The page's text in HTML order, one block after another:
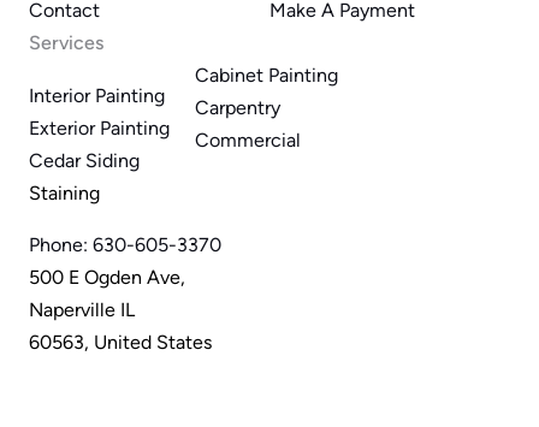
Contact
Make A Payment
Services
Interior Painting
Exterior Painting
Staining
Cabinet Painting
Carpentry
Commercial
Phone: 630-605-3370
500 E Ogden Ave,
Naperville IL
60563, United States